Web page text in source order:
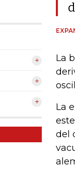
La
La
del